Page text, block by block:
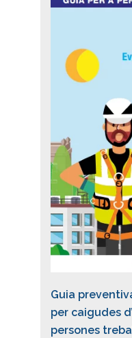
Guia
per caigudes
persones